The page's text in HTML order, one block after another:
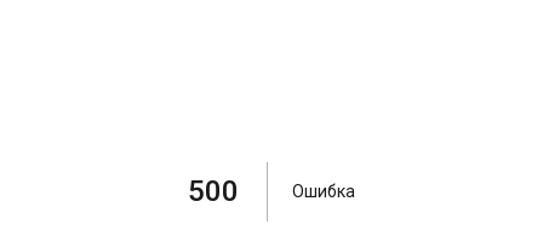
500 Ошибка